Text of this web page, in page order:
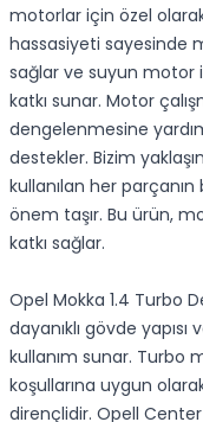
motorlar için özel
hassasiyeti sayesinde
sağlar ve suyun motor
katkı sunar. Motor
dengelenmesine
destekler. Bizim
kullanılan her
önem taşır. Bu ürün,
katkı sağlar.
Opel Mokka 1.4 Turbo
dayanıklı gövde
kullanım sunar. Turbo
koşullarına uygun
dirençlidir. Opell